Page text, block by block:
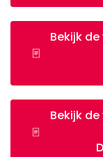
Bekijk
Bekijk